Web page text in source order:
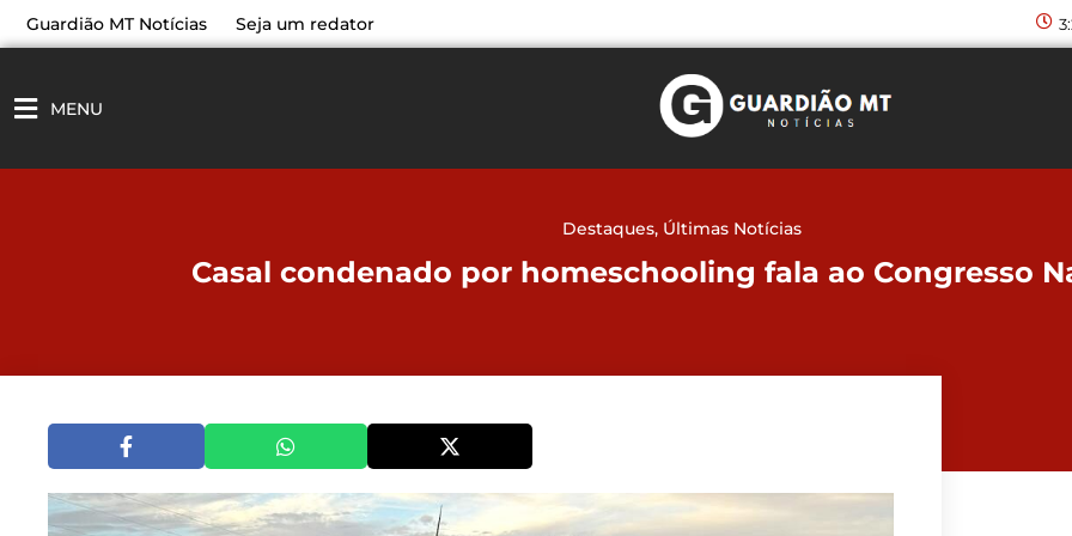
paraGuardião MT Notícias Seja um redator
MENU
Destaques, Últimas Notícias
Casal condenado por homeschooling fala ao Congresso